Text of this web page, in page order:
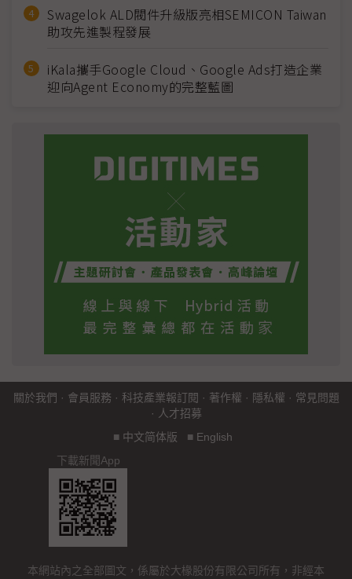
Swagelok ALD閥件升級版亮相SEMICON Taiwan
助攻先進製程發展
iKala攜手Google Cloud、Google Ads打造企業
迎向Agent Economy的完整藍圖
關於我們 · 會員服務 · 科技產業報訂閱 · 著作權 · 隱私權 · 常見問題
· 人才招募
■ 中文简体版 ■ English
下載新聞App
本網站內之全部圖文，係屬於大椽股份有限公司所有，非經本